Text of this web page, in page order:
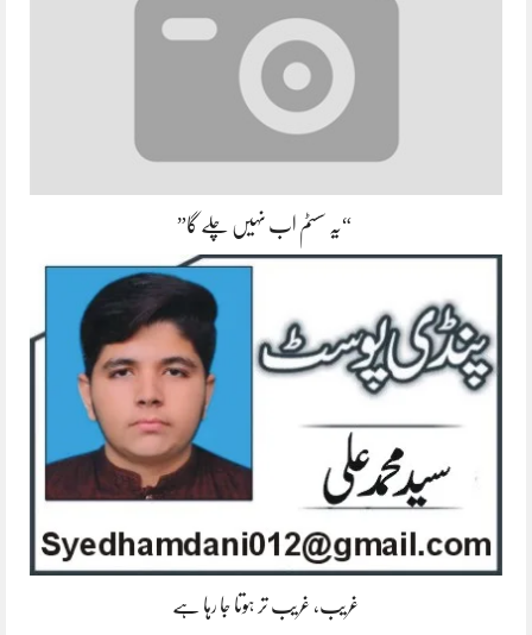
“یہ سسٹم اب نہیں چلے گا”
غریب، غریب تر ہوتا جا رہا ہے